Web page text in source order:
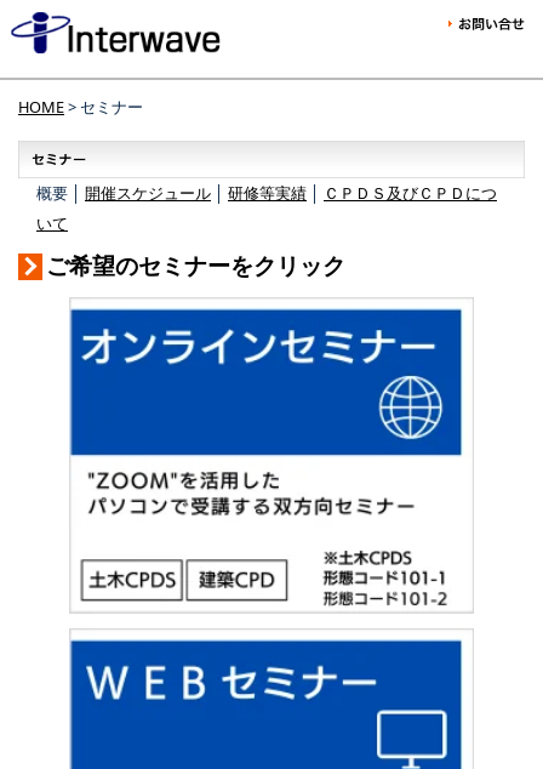
HOME> セミナー
概要 │ 開催スケジュール 研修等実績
ＣＰＤＳ及びＣＰＤにつ
いて
ご希望のセミナーをクリック